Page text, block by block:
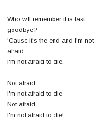
Who will remember this last
goodbye?
'Cause it's the end and I'm not
afraid.
I'm not afraid to die.
Not afraid
I'm not afraid to die
Not afraid
I'm not afraid to die!